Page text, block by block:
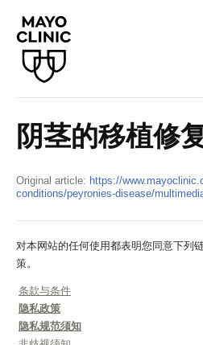
阴茎的移植修
Original article: https://
conditions/peyronies-disease/
对本网站的任何使用都表明您同意下列
策。
条款与条件
隐私政策
隐私规范须知